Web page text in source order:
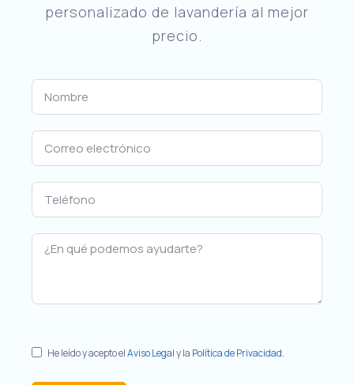
personalizado de lavandería al mejor
precio.
He leído y acepto elAviso Legaly la Política de Privacidad.